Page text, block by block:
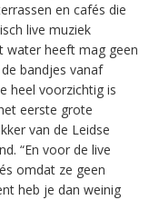
en cafés die
live muziek
water heeft mag geen
bandjes vanaf
heel voorzichtig is
eerste grote
van de Leidse
“En voor de live
omdat ze geen
heb je dan weinig